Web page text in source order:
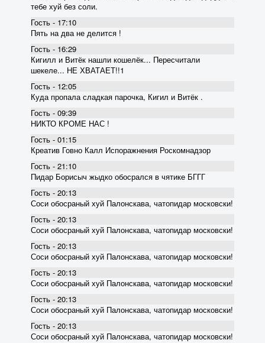
тебе хуй без соли.
Гость - 17:10
Пять на два не делится !
Гость - 16:29
Кигилл и Витёк нашли кошелёк... Пересчитали
шекеле... НЕ ХВАТАЕТ!!1
Гость - 12:05
Куда пропала сладкая парочка, Кигил и Витёк .
Гость - 09:39
НИКТО КРОМЕ НАС !
Гость - 01:15
Креатив Говно Калл Испоражнения Роскомнадзор
Гость - 21:10
Пидар Борисыч жыдко обосрался в чятике БГГГ
Гость - 20:13
Соси обосраный хуй Палонскава, чатопидар московски!
Гость - 20:13
Соси обосраный хуй Палонскава, чатопидар московски!
Гость - 20:13
Соси обосраный хуй Палонскава, чатопидар московски!
Гость - 20:13
Соси обосраный хуй Палонскава, чатопидар московски!
Гость - 20:13
Соси обосраный хуй Палонскава, чатопидар московски!
Гость - 20:13
Соси обосраный хуй Палонскава, чатопидар московски!